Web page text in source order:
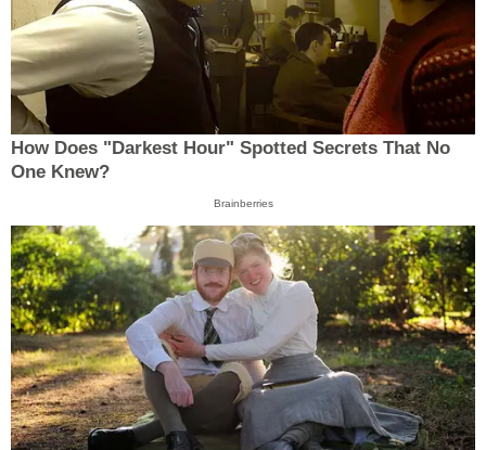
How Does "Darkest Hour" Spotted Secrets That No
One Knew?
Brainberries